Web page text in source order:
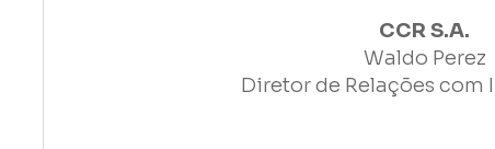
CCR S.A.
Waldo Perez
Diretor de Relações com